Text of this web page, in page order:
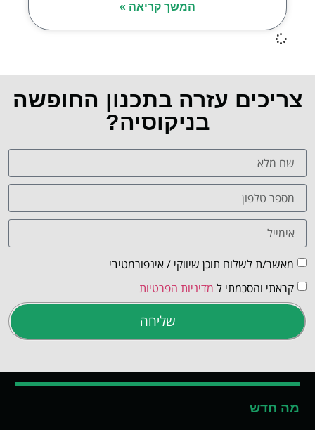
המשך קריאה »
צריכים עזרה בתכנון החופשה
בניקוסיה?
מאשר/ת לשלוח תוכן שיווקי / אינפורמטיבי
קראתי והסכמתי ל מדיניות הפרטיות
שליחה
מה חדש